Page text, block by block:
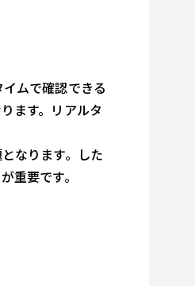
ムで確認できる
ます。リアルタ
なります。した
重要です。